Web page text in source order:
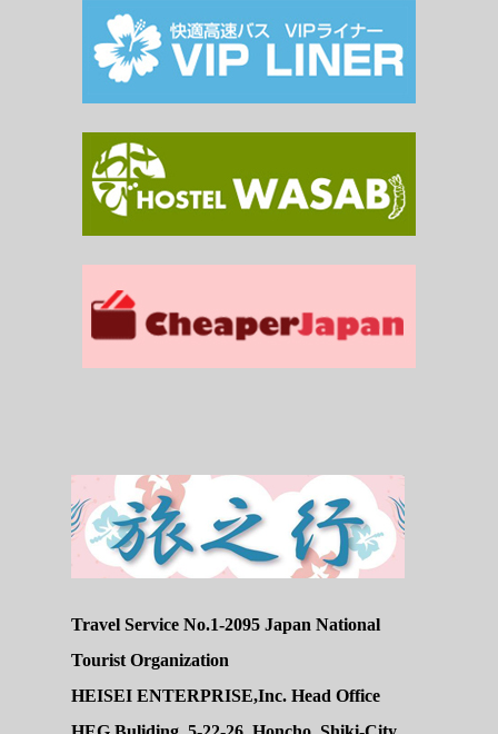
Travel Service No.1-2095 Japan National
Tourist Organization
HEISEI ENTERPRISE,Inc. Head Office